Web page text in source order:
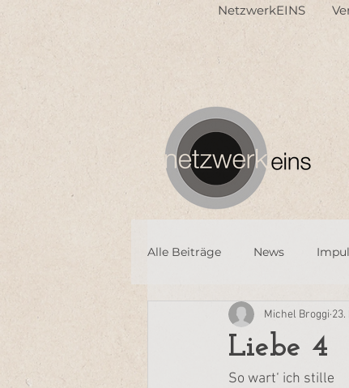
NetzwerkEINS
Alle Beiträge News
Liebe 4
Michel Broggi 23.
So wart‘ ich stille